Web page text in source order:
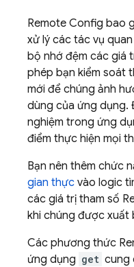
Remote Config bao
xử lý các tác vụ
bộ nhớ đệm các giá
phép bạn kiểm soát
mới để chúng ảnh
dùng của ứng dụng.
nghiệm trong ứng
điểm thực hiện mọi
Bạn nên thêm chức
gian thực vào logic
các giá trị tham số
khi chúng được xuất
Các phương thức
ứng dụng get cung